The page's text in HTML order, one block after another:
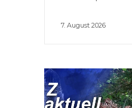
7. August 2026